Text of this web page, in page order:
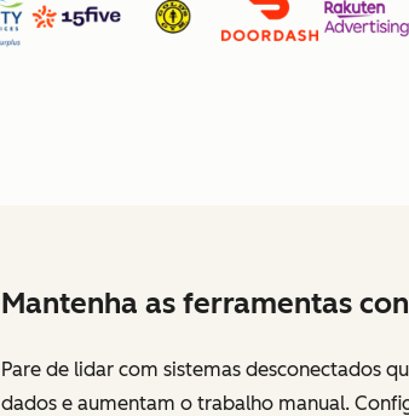
Mantenha as ferramentas
Pare de lidar com sistemas desconectados
dados e aumentam o trabalho manual.